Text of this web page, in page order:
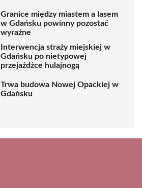
Granice między miastem a lasem
w Gdańsku powinny pozostać
wyraźne
Interwencja straży miejskiej w
Gdańsku po nietypowej
przejażdżce hulajnogą
Trwa budowa Nowej Opackiej w
Gdańsku